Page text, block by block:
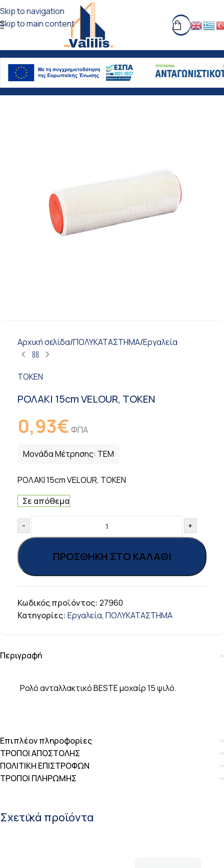
Skip to navigation
Skip to main content
Αρχική σελίδα/ΠΟΛΥΚΑΤΑΣΤΗΜΑ/Εργαλεία
TOKEN
ΡΟΛΑΚΙ 15cm VELOUR, TOKEN
0,93€ ΦΠΑ
Μονάδα Μέτρησης: ΤΕΜ
ΡΟΛΑΚΙ 15cm VELOUR, TOKEN
Σε απόθεμα
- +
ΠΡΟΣΘΉΚΗ ΣΤΟ ΚΑΛΆΘΙ
Κωδικός προϊόντος: 27960
Κατηγορίες: Εργαλεία, ΠΟΛΥΚΑΤΑΣΤΗΜΑ
Περιγραφή
Ρολό ανταλλακτικό BESTE μοχαίρ 15 ψιλό.
Επιπλέον πληροφορίες
ΤΡΟΠΟΙ ΑΠΟΣΤΟΛΗΣ
ΠΟΛΙΤΙΚΗ ΕΠΙΣΤΡΟΦΩΝ
ΤΡΟΠΟΙ ΠΛΗΡΩΜΗΣ
Σχετικά προϊόντα